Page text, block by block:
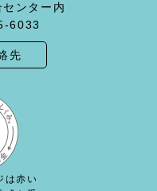
ンター内
6033
先
は赤い